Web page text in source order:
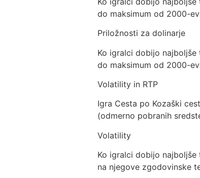
do maksimum od 2000-
Priložnosti za dolinarje
Ko igralci dobijo
do maksimum od 2000-
Volatility in RTP
Igra Cesta po Kozaški
(odmerno pobranih
Volatility
Ko igralci dobijo
na njegove zgodovinske